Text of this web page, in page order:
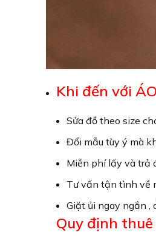
Khi đến với
Sửa đồ theo size
Đổi mẫu tùy ý mà
Miễn phí lấy và trả
Tư vấn tận tình về
Giặt ủi ngay ngắn ,
Quy định